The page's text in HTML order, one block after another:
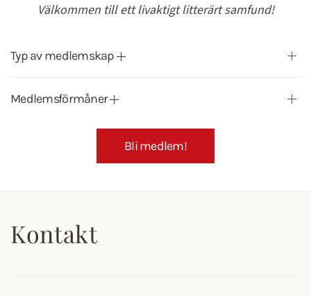
Välkommen till ett livaktigt litterärt samfund!
Typ av medlemskap
Medlemsförmåner
Bli medlem!
Kontakt